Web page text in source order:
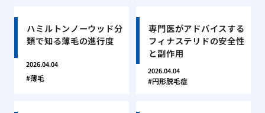
ハミルトンノーウッド分
類で知る薄毛の進行度
2026.04.04
薄毛
専門医がアドバイスする
フィナステリドの安全性
と副作用
2026.04.04
円形脱毛症